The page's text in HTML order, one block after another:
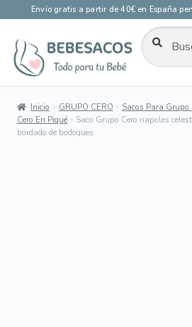
Envío gratis a partir de 40€ en España
Buscar
por:
BUSCAR
Inicio GRUPO CERO Sacos Para Grupo
Cero En Piqué
Saco Grupo Cero napoles
bordado de bodoques